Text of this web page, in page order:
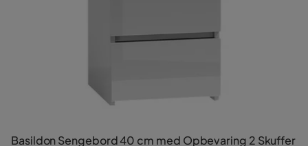
Basildon Sengebord 40 cm med Opbevaring 2 Skuffer